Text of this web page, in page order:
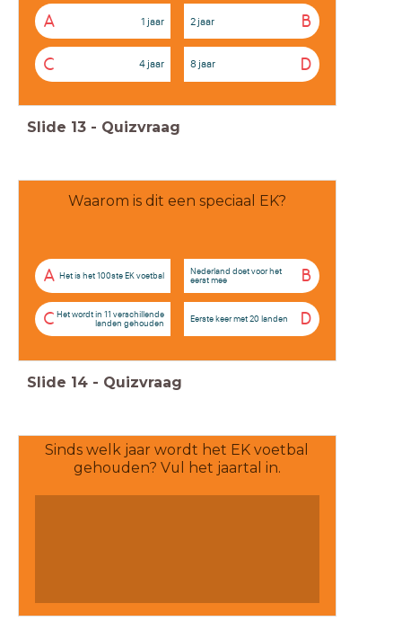
A 1 jaar B
2 jaar
C 4 jaar D
8 jaar
Slide 13 - Quizvraag
Waarom is dit een speciaal EK?
A Het is het 100ste EK voetbal B
Nederland doet voor het
eerst mee
C Het wordt in 11 verschillende
landen gehouden
D
Eerste keer met 20 landen
Slide 14 - Quizvraag
Sinds welk jaar wordt het EK voetbal
gehouden? Vul het jaartal in.